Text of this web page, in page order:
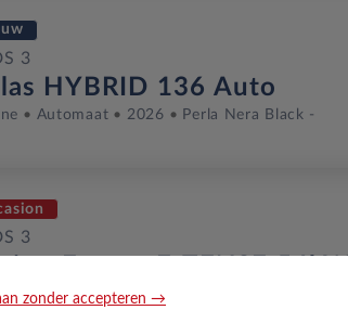
3
HYBRID 136 Auto
Automaat 2026 Perla Nera Black -
3
Elektrisch Automaat
zonder accepteren →